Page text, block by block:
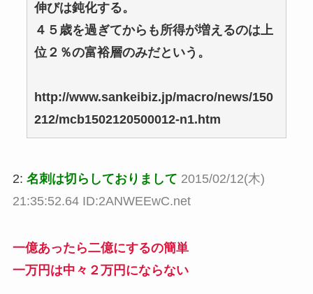
伸びは鈍化する。
４５歳を過ぎてからも所得が増えるのは上
位２％の富裕層のみだという。
http://www.sankeibiz.jp/macro/news/150
212/mcb1502120500012-n1.htm
2: 名刺は切らしておりまして 2015/02/12(木)
21:35:52.64 ID:2ANWEEwC.net
一億あったら二億にするの簡単
一万円は中々２万円にならない